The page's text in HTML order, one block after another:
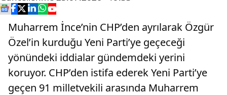
Muharrem İnce’nin CHP’den ayrılarak Özgür
Özel’in kurduğu Yeni Parti’ye geçeceği
yönündeki iddialar gündemdeki yerini
koruyor. CHP’den istifa ederek Yeni Parti’ye
geçen 91 milletvekili arasında Muharrem